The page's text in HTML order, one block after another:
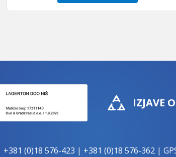
IZJAVE
+381 (0)18 576-423 | +381 (0)18 576-362 |